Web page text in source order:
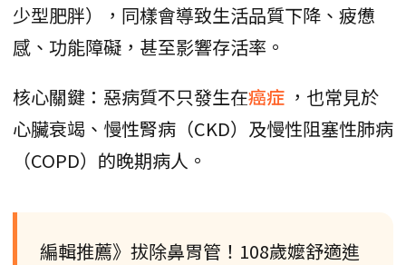
少型肥胖），同樣會導致生活品質下降、疲憊
感、功能障礙，甚至影響存活率。
核心關鍵：惡病質不只發生在癌症 ，也常見於
心臟衰竭、慢性腎病（CKD）及慢性阻塞性肺病
（COPD）的晚期病人。
編輯推薦》拔除鼻胃管！108歲嬤舒適進